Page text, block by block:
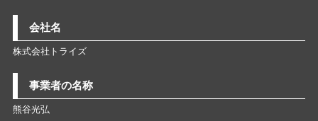
会社名
株式会社トライズ
事業者の名称
熊谷光弘